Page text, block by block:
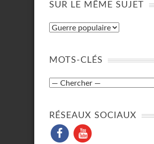
SUR LE MÊME SUJET
MOTS-CLÉS
RÉSEAUX SOCIAUX